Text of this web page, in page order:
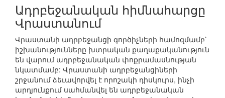
Ադրբեջանական հիմնահարցը
Վրաստանում
Վրաստանի ադրբեջանցի գործիչների համոզմամբ՝
իշխանությունները խտրական քաղաքականություն
են վարում ադրբեջանական փոքրամասնության
նկատմամբ: Վրաստանի ադրբեջանցիների
շրջանում ձեւավորվել է որոշակի դիսկուրս, ինչի
արդյունքում սահմանվել են ադրբեջանական